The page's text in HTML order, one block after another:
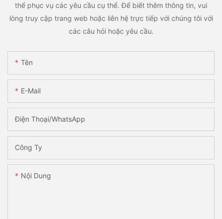
thể phục vụ các yêu cầu cụ thể. Để biết thêm thông tin, vui
lòng truy cập trang web hoặc liên hệ trực tiếp với chúng tôi với
các câu hỏi hoặc yêu cầu.
Tên
E-Mail
Điện Thoại/WhatsApp
Công Ty
Nội Dung